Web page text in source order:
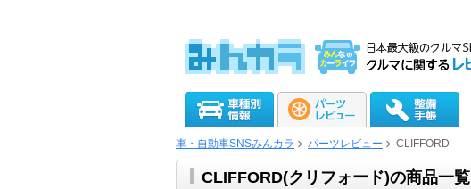
車・自動車SNSみんカラ パーツレビュー CLIFFORD
CLIFFORD(クリフォード)の商品一